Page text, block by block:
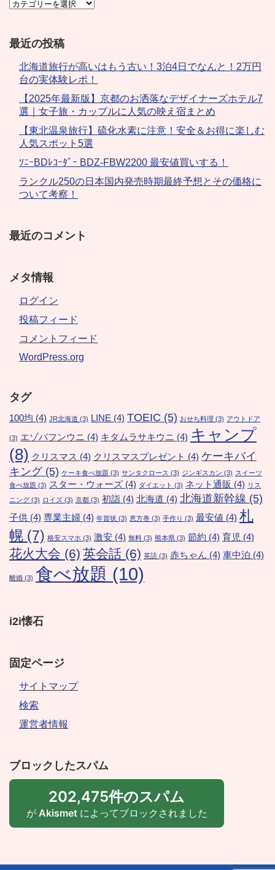
最近の投稿
北海道旅行が高いはもう古い！3泊4日でなんと！2万円
台の実体験レポ！
【2025年最新版】京都のお洒落なデザイナーズホテル7
選｜女子旅・カップルに人気の映え宿まとめ
【東北温泉旅行】硫化水素に注意！安全＆お得に楽しむ
人気スポット5選
ｿﾆｰBDﾚｺｰﾀﾞｰ BDZ-FBW2200 最安値買いする！
ランクル250の日本国内発売時期最終予想とその価格に
ついて考察！
最近のコメント
メタ情報
ログイン
投稿フィード
コメントフィード
WordPress.org
タグ
100均 (4) JR北海道 (3) LINE (4) TOEIC (5) おせち料理 (3) アウトドア
(3) エゾバフンウニ (4) キタムラサキウニ (4) キャンプ
(8) クリスマス (4) クリスマスプレゼント (4) ケーキバイ
キング(5) ケーキ食べ放題 (3) サンタクロース (3) ジンギスカン (3) スイーツ
食べ放題 (3) スター・ウォーズ (4) ダイエット (3) ネット通販 (4) リス
ニング (3) ロイズ (3) 京都 (3) 初詣 (4) 北海道 (4) 北海道新幹線 (5)
子供 (4) 専業主婦 (4) 年賀状 (3) 恵方巻 (3) 手作り (3) 最安値 (4) 札
幌 (7) 格安スマホ (3) 激安 (4) 無料 (3) 熊本県 (3) 節約 (4) 育児 (4)
花火大会 (6) 英会話 (6) 英語 (3) 赤ちゃん (4) 車中泊 (4)
離婚 (3) 食べ放題 (10)
i2i懐石
固定ページ
サイトマップ
検索
運営者情報
ブロックしたスパム
202,475件のスパム
が Akismetによってブロックされました